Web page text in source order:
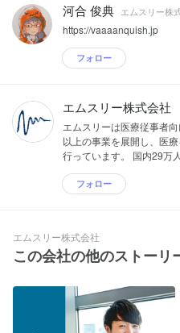
河合 俊典 エムスリー株
https://vaaaanquish.jp
フォロー
エムスリー株式会社
エムスリーは医療従事者
以上の事業を展開し、医
行っています。 国内29万
フォロー
エムスリー株式会社
この会社の他のストーリ